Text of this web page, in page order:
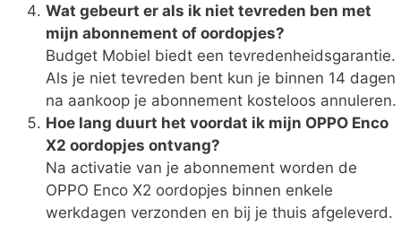
Wat gebeurt er als ik niet tevreden ben met
mijn abonnement of oordopjes?
Budget Mobiel biedt een tevredenheidsgarantie.
Als je niet tevreden bent kun je binnen 14 dagen
na aankoop je abonnement kosteloos annuleren.
Hoe lang duurt het voordat ik mijn OPPO Enco
X2 oordopjes ontvang?
Na activatie van je abonnement worden de
OPPO Enco X2 oordopjes binnen enkele
werkdagen verzonden en bij je thuis afgeleverd.